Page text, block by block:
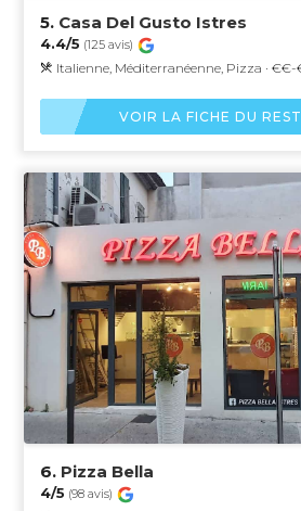
5. Casa Del Gusto Istres
4.4/5 (125 avis)
Italienne, Méditerranéenne, Pizza ·
VOIR LA FICHE DU
6. Pizza Bella
4/5 (98 avis)